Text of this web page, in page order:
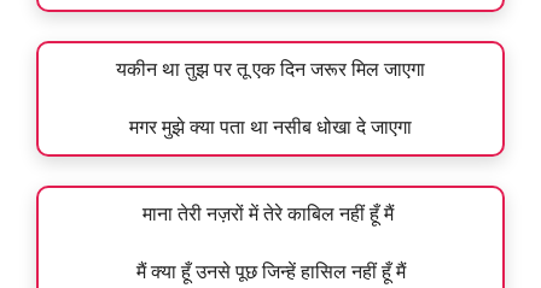
यकीन था तुझ पर तू एक दिन जरूर मिल जाएगा
मगर मुझे क्या पता था नसीब धोखा दे जाएगा
माना तेरी नज़रों में तेरे काबिल नहीं हूँ मैं
मैं क्या हूँ उनसे पूछ जिन्हें हासिल नहीं हूँ मैं